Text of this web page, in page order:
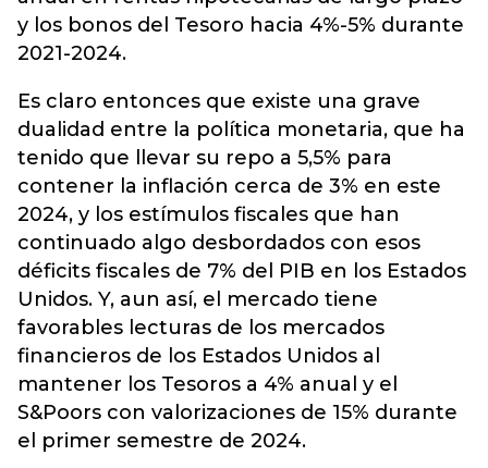
y los bonos del Tesoro hacia 4%-5% durante
2021-2024.
Es claro entonces que existe una grave
dualidad entre la política monetaria, que ha
tenido que llevar su repo a 5,5% para
contener la inflación cerca de 3% en este
2024, y los estímulos fiscales que han
continuado algo desbordados con esos
déficits fiscales de 7% del PIB en los Estados
Unidos. Y, aun así, el mercado tiene
favorables lecturas de los mercados
financieros de los Estados Unidos al
mantener los Tesoros a 4% anual y el
S&Poors con valorizaciones de 15% durante
el primer semestre de 2024.